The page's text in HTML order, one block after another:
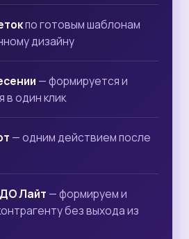
по готовым шаблонам
дизайну
— формируется и
в один клик
— одним действием после
Лайт — формируем и
без выхода из